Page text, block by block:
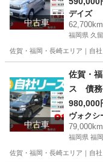
中古車
デイズ
福岡県 久
佐賀・福岡・長崎エリア｜自
デイズ
中古車
佐賀・
ス 債務
タ ヴォ
980,000
ヴォクシ
福岡県 福
佐賀・福岡・長崎エリア｜自